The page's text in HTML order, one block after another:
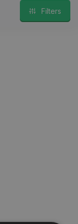
Filters